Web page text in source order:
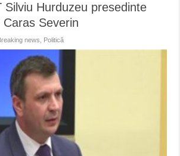
Silviu Hurduzeu presedinte
Severin
news Politică